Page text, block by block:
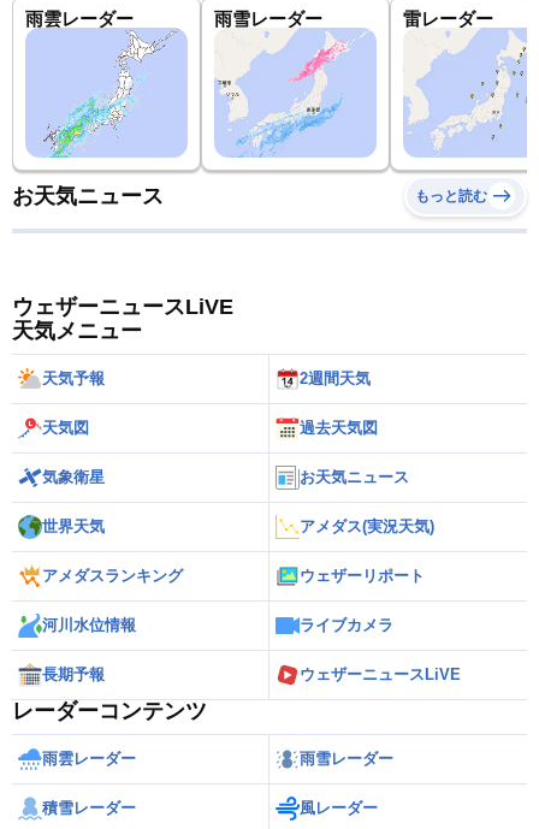
雨雲レーダー 雨雪レーダー 雷レーダー
お天気ニュース もっと読む
ウェザーニュースLiVE
天気メニュー
天気予報 2週間天気
天気図 過去天気図
気象衛星 お天気ニュース
世界天気 アメダス(実況天気)
アメダスランキング ウェザーリポート
河川水位情報 ライブカメラ
長期予報 ウェザーニュースLiVE
レーダーコンテンツ
雨雲レーダー 雨雪レーダー
積雪レーダー 風レーダー